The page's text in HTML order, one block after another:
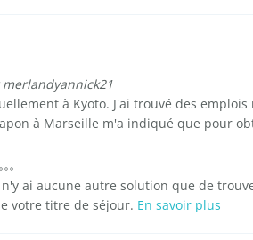
à Kyoto. J'ai trouvé des emplois
à Marseille m'a indiqué que pour
ai aucune autre solution que de
votre titre de séjour. En savoir plus